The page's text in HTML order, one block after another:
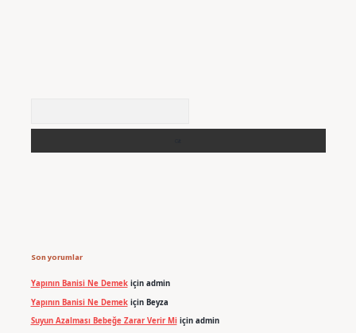
Son yorumlar
Yapının Banisi Ne Demekiçin admin
Yapının Banisi Ne Demekiçin Beyza
Suyun Azalması Bebeğe Zarar Verir Miiçin admin